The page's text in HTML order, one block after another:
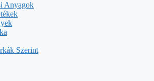
Anyagok
Szerint